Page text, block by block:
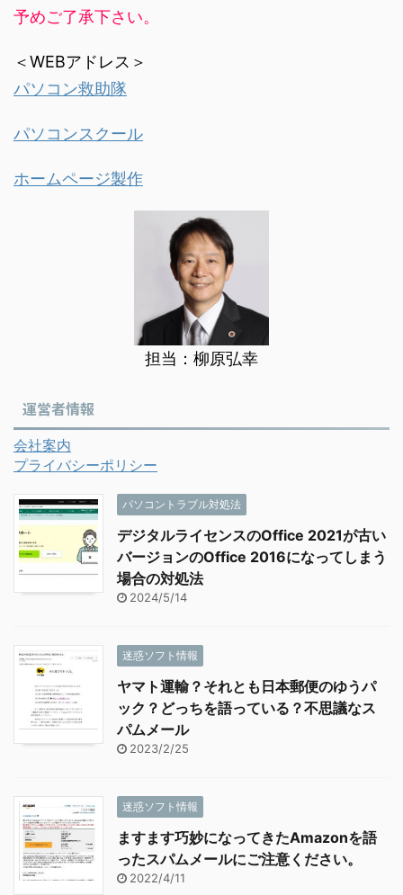
予めご了承下さい。
＜WEBアドレス＞
パソコン救助隊
パソコンスクール
ホームページ製作
担当：柳原弘幸
運営者情報
会社案内
プライバシーポリシー
パソコントラブル対処法
デジタルライセンスのOffice 2021が古い
バージョンのOffice 2016になってしまう
場合の対処法
2024/5/14
迷惑ソフト情報
ヤマト運輸？それとも日本郵便のゆうパ
ック？どっちを語っている？不思議なス
パムメール
2023/2/25
迷惑ソフト情報
ますます巧妙になってきたAmazonを語
ったスパムメールにご注意ください。
2022/4/11